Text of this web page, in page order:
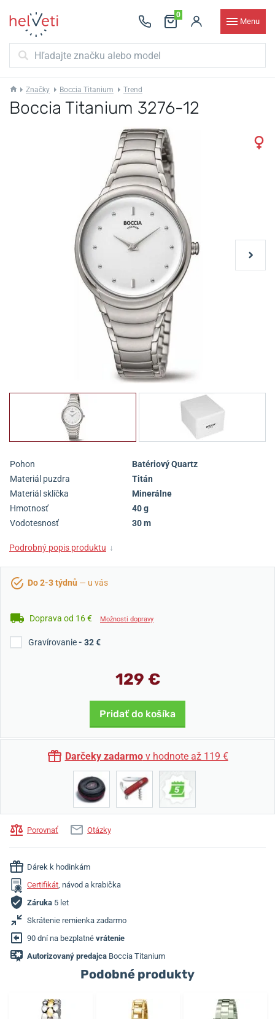
0
Menu
Značky Boccia Titanium Trend
Boccia Titanium 3276-12
Pohon
Batériový Quartz
Materiál puzdra
Titán
Materiál sklíčka
Minerálne
Hmotnosť
40 g
Vodotesnosť
30 m
Podrobný popis produktu ↓
Do 2-3 týdnů — u vás
Doprava od 16 € Možnosti dopravy
Gravírovanie- 32 €
129 €
Pridať do košíka
Darčeky zadarmov hodnote až 119 €
Porovnať Otázky
Dárek k hodinkám
Certifikát, návod a krabička
Záruka 5 let
Skrátenie remienka zadarmo
90 dní na bezplatné vrátenie
Autorizovaný predajca Boccia Titanium
Podobné produkty